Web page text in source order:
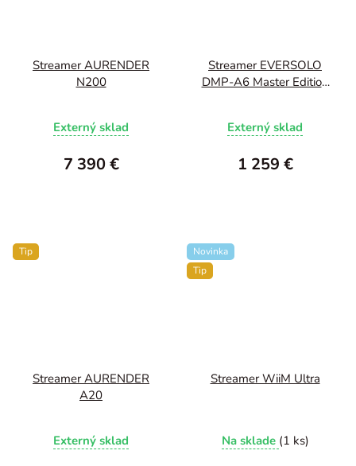
Streamer AURENDER
N200
Externý sklad
7 390 €
Streamer EVERSOLO
DMP-A6 Master Edition
Externý sklad
1 259 €
Tip
Streamer AURENDER
A20
Externý sklad
Novinka
Tip
Streamer WiiM Ultra
Na sklade (1 ks)